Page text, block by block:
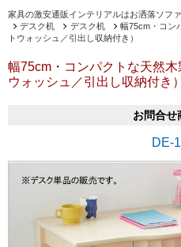
家具の激安通販インテリアルはお洒落ソフ
デスク机
デスク机
幅75cm・コン
トウォッシュ／引出し収納付き）
幅75cm・コンパクトな天然
ウォッシュ／引出し収納付き）
お問合せ
DE-